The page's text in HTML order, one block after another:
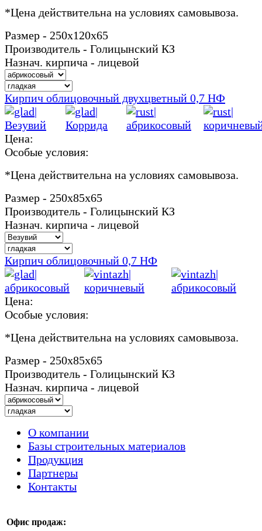
*Цена действительна на условиях самовывоза.
Размер - 250х120х65
Производитель - Голицынский КЗ
Назнач. кирпича - лицевой
Кирпич облицовочный двухцветный 0,7 НФ
Цена:
Особые условия:
*Цена действительна на условиях самовывоза.
Размер - 250х85х65
Производитель - Голицынский КЗ
Назнач. кирпича - лицевой
Кирпич облицовочный 0,7 НФ
Цена:
Особые условия:
*Цена действительна на условиях самовывоза.
Размер - 250х85х65
Производитель - Голицынский КЗ
Назнач. кирпича - лицевой
О компании
Базы строительных материалов
Продукция
Партнеры
Контакты
Офис продаж: